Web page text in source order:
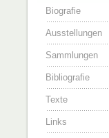
Biografie
Ausstellungen
Sammlungen
Bibliografie
Texte
Links